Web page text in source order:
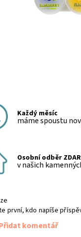
Každý měsíc
máme spoustu
Osobní odběr
v našich
první, kdo napíše
komentář